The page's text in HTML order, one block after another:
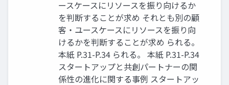
ースケースにリソースを振り向けるか
を判断することが求め それとも別の顧
客・ユースケースにリソースを振り向
けるかを判断することが求め られる。
本紙 P.31-P.34 られる。 本紙 P.31-P.34
スタートアップと共創パートナーの関
係性の進化に関する事例 スタートアッ